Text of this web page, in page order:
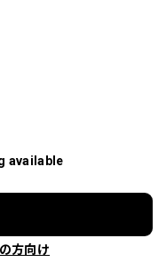
available
方向け